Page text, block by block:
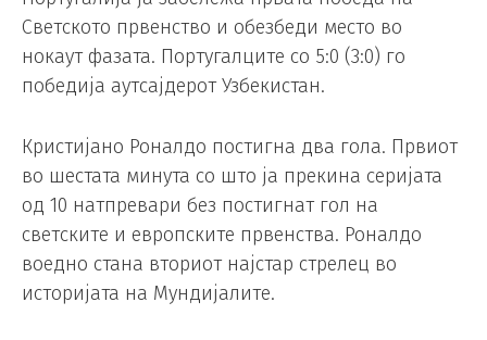
Светското првенство и обезбеди место во
нокаут фазата. Португалците со 5:0 (3:0) го
победија аутсајдерот Узбекистан.
Кристијано Роналдо постигна два гола. Првиот
во шестата минута со што ја прекина серијата
од 10 натпревари без постигнат гол на
светските и европските првенства. Роналдо
воедно стана вториот најстар стрелец во
историјата на Мундијалите.